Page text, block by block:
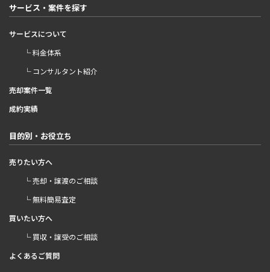
サービス・案件を探す
サービスについて
└ 料金体系
└ コンサルタント紹介
売却案件一覧
成約実績
目的別・お役立ち
売りたい方へ
└ 売却・譲渡のご相談
└ 無料簡易査定
買いたい方へ
└ 買収・譲受のご相談
よくあるご質問